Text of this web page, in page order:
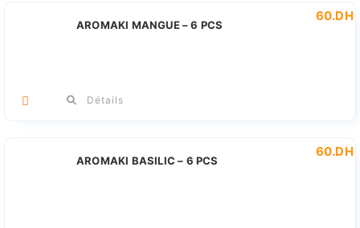
AROMAKI MANGUE – 6 PCS
60.DH
Détails
AROMAKI BASILIC – 6 PCS
60.DH